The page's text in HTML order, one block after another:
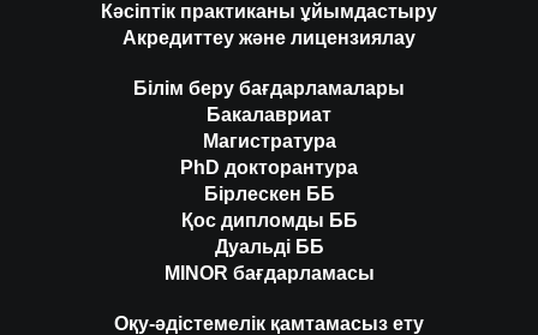
Кәсіптік практиканы ұйымдастыру
Акредиттеу және лицензиялау
Білім беру бағдарламалары
Бакалавриат
Магистратура
PhD докторантура
Бірлескен ББ
Қос дипломды ББ
Дуальді ББ
MINOR бағдарламасы
Оқу-әдістемелік қамтамасыз ету